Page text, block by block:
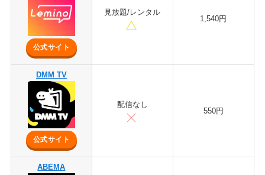
公式サイト
見放題/レンタル
1,540円
DMM TV
公式サイト
配信なし
550円
ABEMA